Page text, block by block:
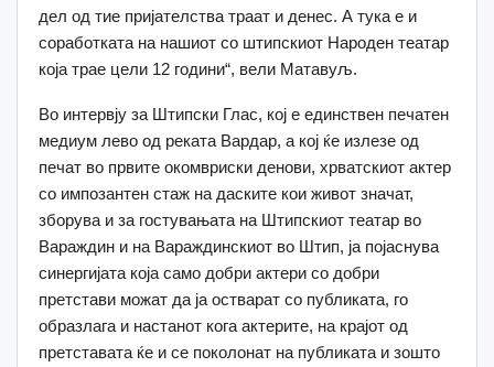
дел од тие пријателства траат и денес. А тука е и
соработката на нашиот со штипскиот Народен театар
која трае цели 12 години“, вели Матавуљ.
Во интервју за Штипски Глас, кој е единствен печатен
медиум лево од реката Вардар, а кој ќе излезе од
печат во првите окомвриски денови, хрватскиот актер
со импозантен стаж на даските кои живот значат,
зборува и за гостувањата на Штипскиот театар во
Вараждин и на Вараждинскиот во Штип, ја појаснува
синергијата која само добри актери со добри
претстави можат да ја остварат со публиката, го
образлага и настанот кога актерите, на крајот од
претставата ќе и се поколонат на публиката и зошто